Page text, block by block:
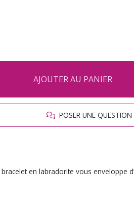
AJOUTER AU PANIER
POSER UNE QUESTION
en labradorite vous enveloppe